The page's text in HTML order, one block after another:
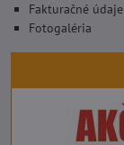
Fakturačné údaje
Fotogaléria